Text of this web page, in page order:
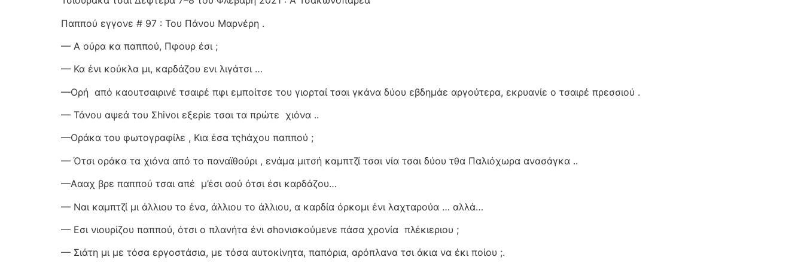
Παππού εγγονε # 97 : Του Πάνου Μαρνέρη .
— Α ούρα κα παππού, Πφουρ έσι ;
— Κα ένι κούκλα μι, καρδάζου ενι λιγάτσι …
—Ορή από καουτσαιρινέ τσαιρέ πφι εμποίτσε του γιορταί τσαι γκάνα δύου εβδημάε αργούτερα, εκρυανίε ο τσαιρέ πρεσσιού .
— Τάνου αψεά του Σhiνοι εξερίε τσαι τα πρώτε χιόνα ..
—Οράκα του φωτογραφίλε , Κια έσα τςhάχου παππού ;
— Ότσι οράκα τα χιόνα από το παναϊθούρι , ενάμα μιτσή καμπτζί τσαι νία τσαι δύου τθα Παλιόχωρα ανασάγκα ..
—Αααχ βρε παππού τσαι απέ μ’έσι αού ότσι έσι καρδάζου…
— Ναι καμπτζί μι άλλιου το ένα, άλλιου το άλλιου, α καρδία όρκομι ένι λαχταρούα … αλλά…
— Εσι νιουρίζου παππού, ότσι ο πλανήτα ένι σhoνισκούμενε πάσα χρονία πλέκιεριου ;
— Σιάτη μι με τόσα εργοστάσια, με τόσα αυτοκίνητα, παπόρια, αρόπλανα τσι άκια να έκι ποίου ;.